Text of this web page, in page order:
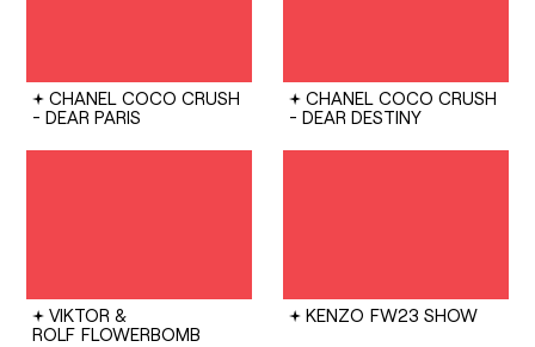
CHANEL COCO CRUSH
- DEAR PARIS
CHANEL COCO CRUSH
- DEAR DESTINY
VIKTOR &
ROLF FLOWERBOMB
KENZO FW23 SHOW